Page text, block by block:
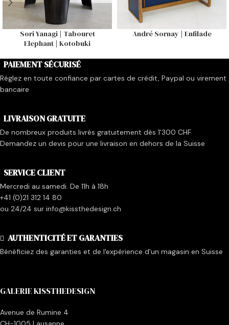
Sori Yanagi | Tabouret
Elephant | Kotobuki
André Sornay | Enfilade
PAIEMENT SÉCURISÉ
Réglez en toute confiance par cartes de crédit, Paypal ou virement
bancaire
LIVRAISON GRATUITE
De nombreux produits livrés gratuitement dès 1'300 CHF
Demandez un devis pour une livraison en dehors de la Suisse
SERVICE CLIENT
Mercredi au samedi. De 11h à 18h
+41 (0)21 312 14 80
ou 24/24 sur info@kissthedesign.ch
AUTHENTICITÉ ET GARANTIES
Bénéficiez des garanties et de l'expérience d'un magasin en Suisse
GALERIE KISSTHEDESIGN
Avenue de Rumine 4